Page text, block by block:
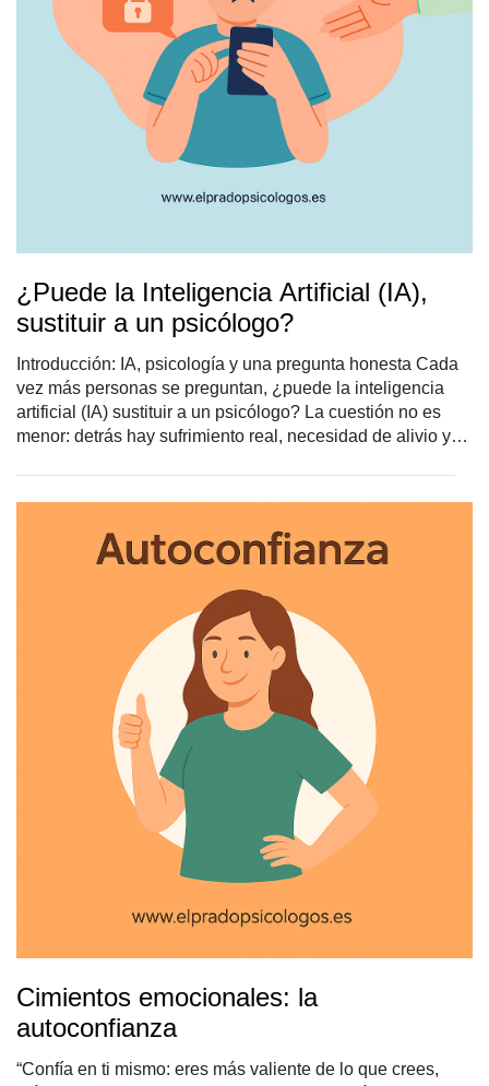
¿Puede la Inteligencia Artificial (IA),
sustituir a un psicólogo?
Introducción: IA, psicología y una pregunta honesta Cada
vez más personas se preguntan, ¿puede la inteligencia
artificial (IA) sustituir a un psicólogo? La cuestión no es
menor: detrás hay sufrimiento real, necesidad de alivio y
PSICÓLOGO despierta tanta curiosidad, dónde aporta y,
sobre todo, dónde no puede reemplazar el encuentro
humano que sana.
Cimientos emocionales: la
autoconfianza
“Confía en ti mismo: eres más valiente de lo que crees,